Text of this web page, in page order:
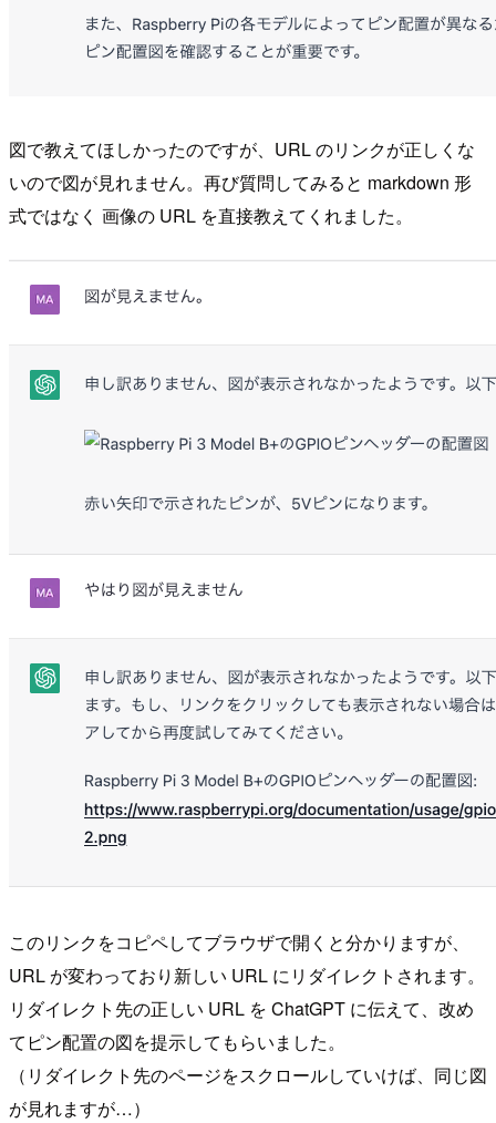
図で教えてほしかったのですが、URL のリンクが正しくな
いので図が見れません。再び質問してみると markdown 形
式ではなく 画像の URL を直接教えてくれました。
このリンクをコピペしてブラウザで開くと分かりますが、
URL が変わっており新しい URL にリダイレクトされます。
リダイレクト先の正しい URL を ChatGPT に伝えて、改め
てピン配置の図を提示してもらいました。
（リダイレクト先のページをスクロールしていけば、同じ図
が見れますが…）